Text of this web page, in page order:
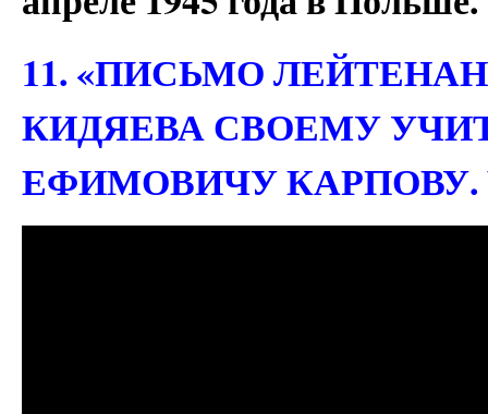
11. «ПИСЬМО
КИДЯЕВА СВОЕМУ
ЕФИМОВИЧУ КАРПОВУ.